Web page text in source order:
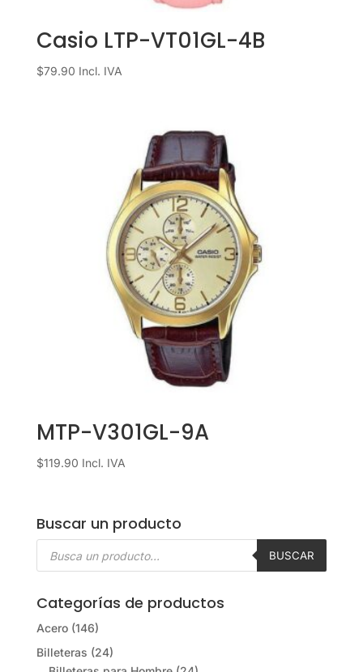
Casio LTP-VT01GL-4B
$79.90 Incl. IVA
MTP-V301GL-9A
$119.90 Incl. IVA
Buscar un producto
Búsqueda
BUSCAR
Categorías de productos
Acero (146)
Billeteras (24)